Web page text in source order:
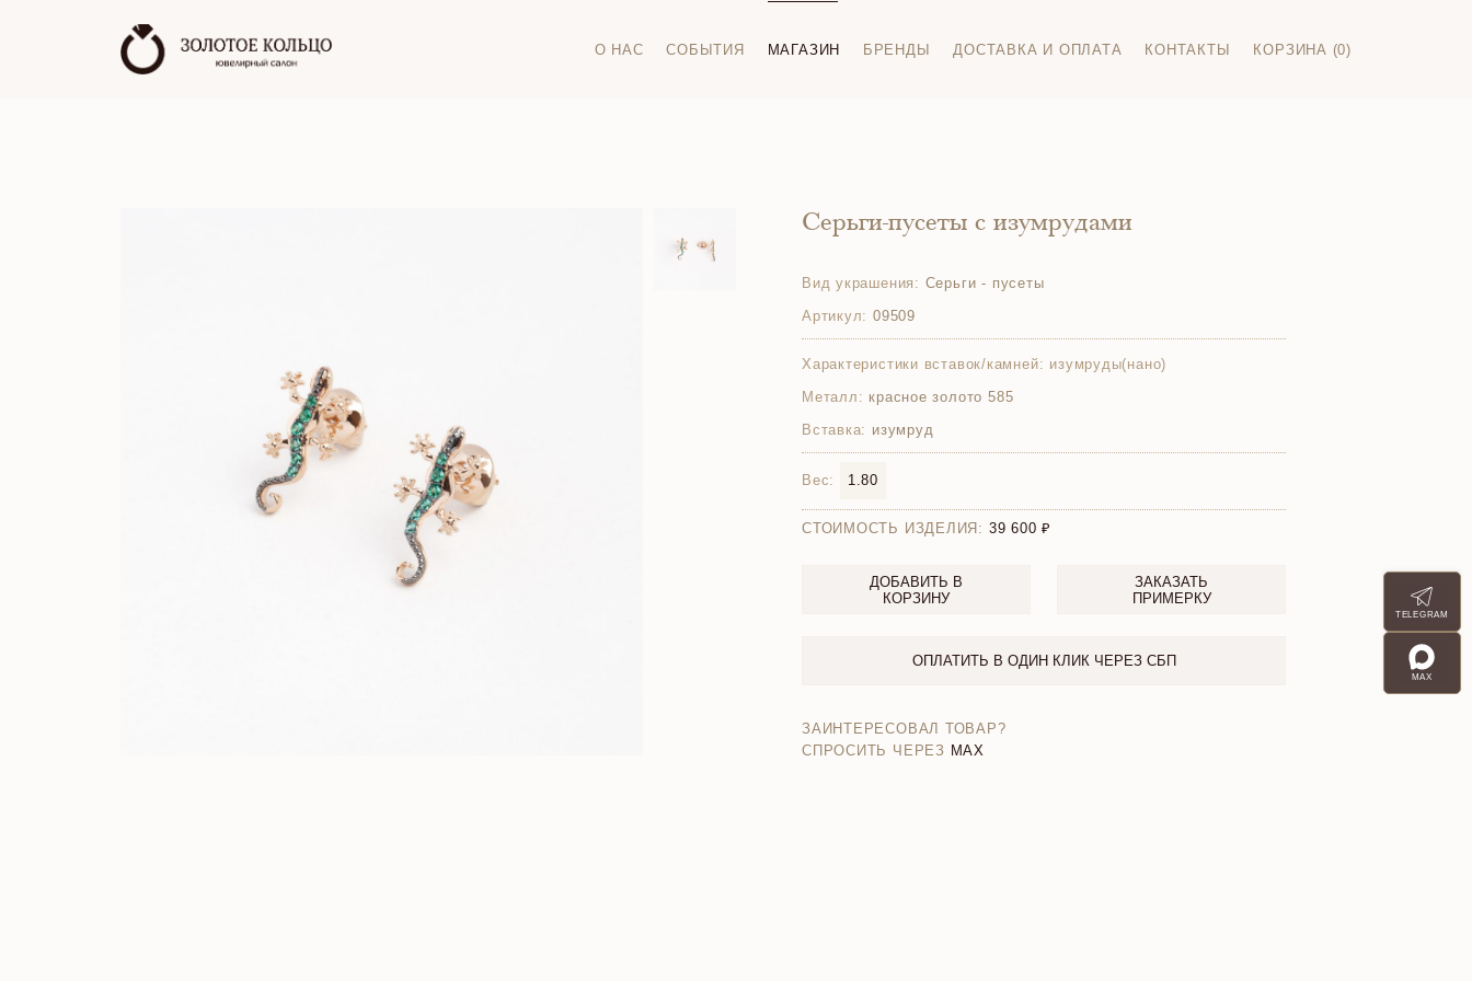
О НАС СОБЫТИЯ МАГАЗИН БРЕНДЫ ДОСТАВКА И ОПЛАТА КОНТАКТЫ КОРЗИНА (0)
Серьги-пусеты с изумрудами
Вид украшения: Серьги - пусеты
Артикул: 09509
Характеристики вставок/камней: изумруды(нано)
Металл: красное золото 585
Вставка: изумруд
Вес: 1.80
СТОИМОСТЬ ИЗДЕЛИЯ: 39 600
ДОБАВИТЬ В
КОРЗИНУ
ЗАКАЗАТЬ
ПРИМЕРКУ
ОПЛАТИТЬ В ОДИН КЛИК ЧЕРЕЗ СБП
ЗАИНТЕРЕСОВАЛ ТОВАР?
СПРОСИТЬ ЧЕРЕЗ MAX
TELEGRAM
MAX